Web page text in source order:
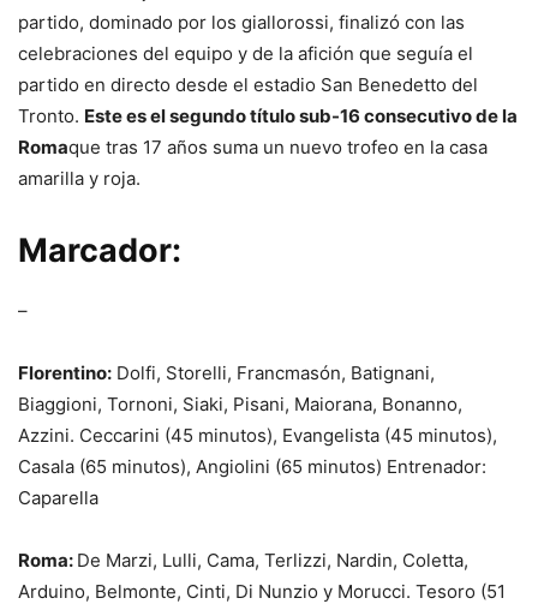
partido, dominado por los giallorossi, finalizó con las
celebraciones del equipo y de la afición que seguía el
partido en directo desde el estadio San Benedetto del
Tronto. Este es el segundo título sub-16 consecutivo de la
Romaque tras 17 años suma un nuevo trofeo en la casa
amarilla y roja.
Marcador:
–
Florentino: Dolfi, Storelli, Francmasón, Batignani,
Biaggioni, Tornoni, Siaki, Pisani, Maiorana, Bonanno,
Azzini. Ceccarini (45 minutos), Evangelista (45 minutos),
Casala (65 minutos), Angiolini (65 minutos) Entrenador:
Caparella
Roma: De Marzi, Lulli, Cama, Terlizzi, Nardin, Coletta,
Arduino, Belmonte, Cinti, Di Nunzio y Morucci. Tesoro (51